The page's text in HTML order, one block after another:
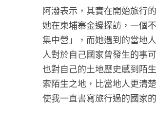
阿潑表示，其實在開始旅行
她在柬埔寨金邊探訪，一個
集中營」，而她遇到的當地
人對於自己國家曾發生的事
也對自己的土地歷史感到陌
索陌生之地，比當地人更清
使我一直書寫旅行過的國家